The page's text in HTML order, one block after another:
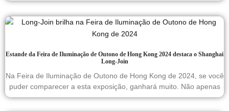
Estande da Feira de Iluminação de Outono de Hong Kong 2024 destaca o Shanghai
Long-Join
Na Feira de Iluminação de Outono de Hong Kong de 2024, se você
puder comparecer a esta exposição, ganhará muito. Não apenas